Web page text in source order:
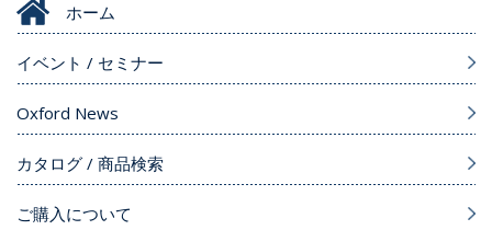
ホーム
イベント / セミナー
Oxford News
カタログ / 商品検索
ご購入について